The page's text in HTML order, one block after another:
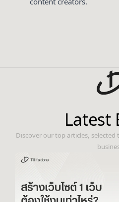
Latest
Discover our top articles,